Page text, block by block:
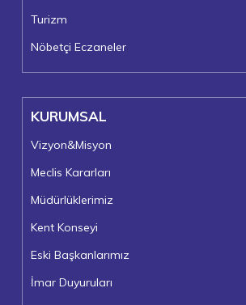
Turizm
Nöbetçi Eczaneler
KURUMSAL
Vizyon&Misyon
Meclis Kararları
Müdürlüklerimiz
Kent Konseyi
Eski Başkanlarımız
İmar Duyuruları